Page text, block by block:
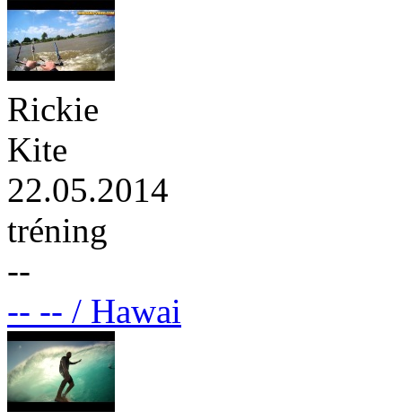
Rickie
Kite
22.05.2014
tréning
--
-- -- / Hawai